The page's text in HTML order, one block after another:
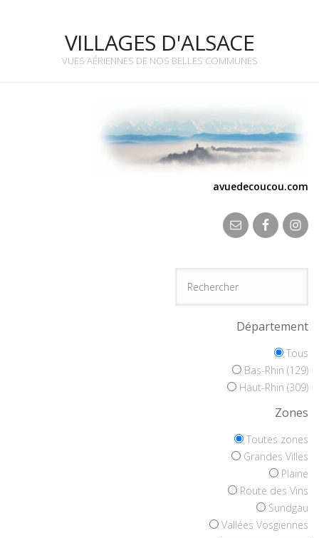
VILLAGES D'ALSACE
VUES AÉRIENNES DE NOS BELLES COMMUNES
avuedecoucou.com
Département
Tous
Bas-Rhin (129)
Haut-Rhin (309)
Zones
Toutes zones
Grandes Villes
Plaine
Route des Vins
Sundgau
Vallées Vosgiennes